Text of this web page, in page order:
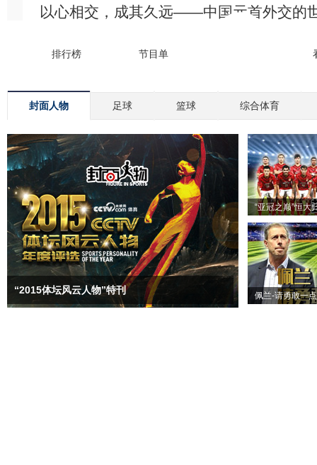
封面人物 足球 篮球 综合体育
“2015体坛风云人物”特刊
“亚冠之巅”恒大
佩兰-请勇敢一点